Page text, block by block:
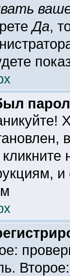
Да,
кликните